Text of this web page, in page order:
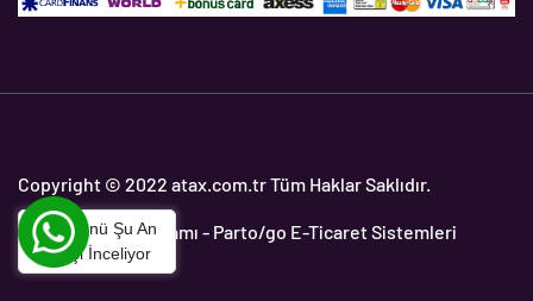
Bu Ürünü Şu An
1Kişi İnceliyor
DPH
ECOPARTS
Copyright © 2022 atax.com.tr Tüm Haklar Saklıdır.
Yedek Parça Programı - Parto/go E-Ticaret Sistemleri